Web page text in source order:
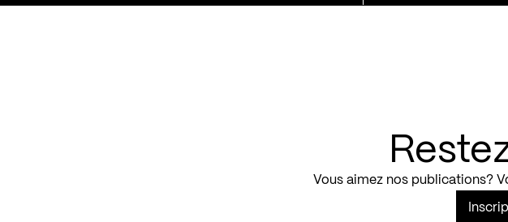
Vous aimez nos publications?